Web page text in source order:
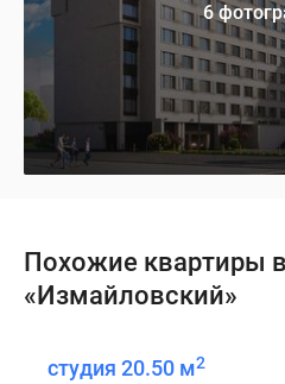
6
Похожие квартиры
«Измайловский»
студия 20.50 м2